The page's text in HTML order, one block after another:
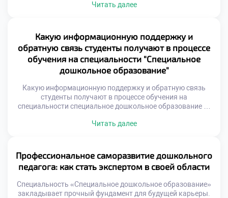
садов. Знания трансформируются в умения через
Процесс формирования компетенций носит системный и
непрерывный характер. Каждая дисциплина вносит
вклад в общую картину профессионализма. Теория
неразрывно связана […]
Читать далее
Какую информационную поддержку и
обратную связь студенты получают в процессе
обучения на специальности "Специальное
дошкольное образование"
Какую информационную поддержку и обратную связь
студенты получают в процессе обучения на
специальности специальное дошкольное образование —
коммуникация между преподавателями и учащимися
Студент никогда не остается один на один с трудностями.
Информационное сопровождение начинается с первого
дня занятий. Навигация […]
Читать далее
Профессиональное саморазвитие дошкольного
педагога: как стать экспертом в своей области
Специальность «Специальное дошкольное образование»
закладывает прочный фундамент для будущей карьеры.